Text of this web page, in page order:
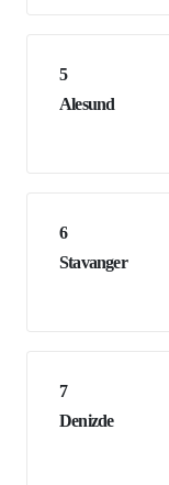
5
Alesund
6
Stavanger
7
Denizde